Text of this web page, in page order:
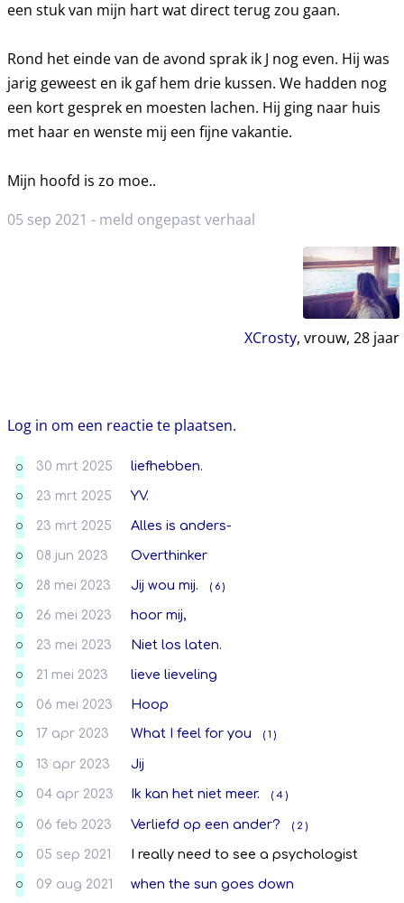
een stuk van mijn hart wat direct terug zou gaan.
Rond het einde van de avond sprak ik J nog even. Hij was
jarig geweest en ik gaf hem drie kussen. We hadden nog
een kort gesprek en moesten lachen. Hij ging naar huis
met haar en wenste mij een fijne vakantie.
Mijn hoofd is zo moe..
05 sep 2021 - meld ongepast verhaal
XCrosty, vrouw, 28jaar
Log in om een reactie te plaatsen.
O 30 mrt 2025 liefhebben.
O 23 mrt 2025 YV.
O 23 mrt 2025 Alles is anders-
O 08 jun 2023 Overthinker
O 28 mei 2023 Jij wou mij. ( 6 )
O 26 mei 2023 hoor mij,
O 23 mei 2023 Niet los laten.
O 21 mei 2023 lieve lieveling
O 06 mei 2023 Hoop
O 17 apr 2023 What I feel for you ( 1 )
O 13 apr 2023 Jij
O 04 apr 2023 Ik kan het niet meer. ( 4 )
O 06 feb 2023 Verliefd op een ander? ( 2 )
O 05 sep 2021 I really need to see a psychologist
O 09 aug 2021 when the sun goes down